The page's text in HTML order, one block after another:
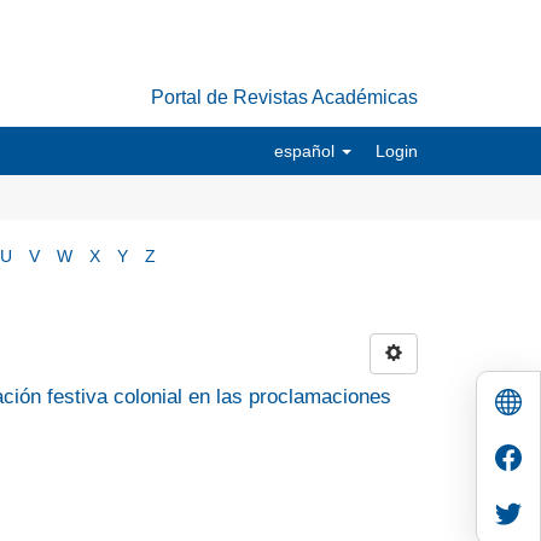
Portal de Revistas Académicas
español Login
U V W X Y Z
festiva colonial en las proclamaciones